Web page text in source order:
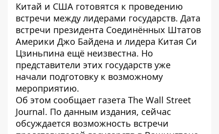
Китай и США готовятся к проведению
встречи между лидерами государств. Дата
встречи президента Соединённых Штатов
Америки Джо Байдена и лидера Китая Си
Цзиньпина ещё неизвестна. Но
представители этих государств уже
начали подготовку к возможному
мероприятию.
Об этом сообщает газета The Wall Street
Journal. По данным издания, сейчас
обсуждается возможность встречи